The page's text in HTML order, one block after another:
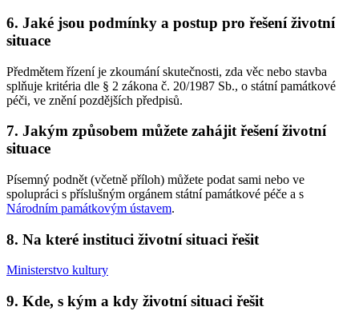
6. Jaké jsou podmínky a postup pro řešení životní
situace
Předmětem řízení je zkoumání skutečnosti, zda věc nebo stavba
splňuje kritéria dle § 2 zákona č. 20/1987 Sb., o státní památkové
péči, ve znění pozdějších předpisů.
7. Jakým způsobem můžete zahájit řešení životní
situace
Písemný podnět (včetně příloh) můžete podat sami nebo ve
spolupráci s příslušným orgánem státní památkové péče a s
Národním památkovým ústavem.
8. Na které instituci životní situaci řešit
Ministerstvo kultury
9. Kde, s kým a kdy životní situaci řešit